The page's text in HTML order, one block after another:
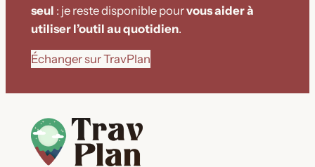
seul : je reste disponible pourvous aider à
utiliser l’outil au quotidien.
Échanger sur TravPlan